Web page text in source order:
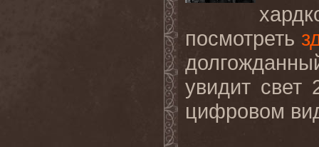
посмотреть
увидит
цифровом